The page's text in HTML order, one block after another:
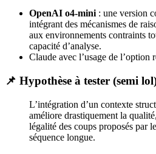
OpenAI o4-mini : une version
intégrant des mécanismes de
aux environnements contraints
capacité d’analyse.
Claude avec l’usage de l’option
📌 Hypothèse à tester (semi
L’intégration d’un contexte
améliore drastiquement la
légalité des coups proposés par
séquence longue.